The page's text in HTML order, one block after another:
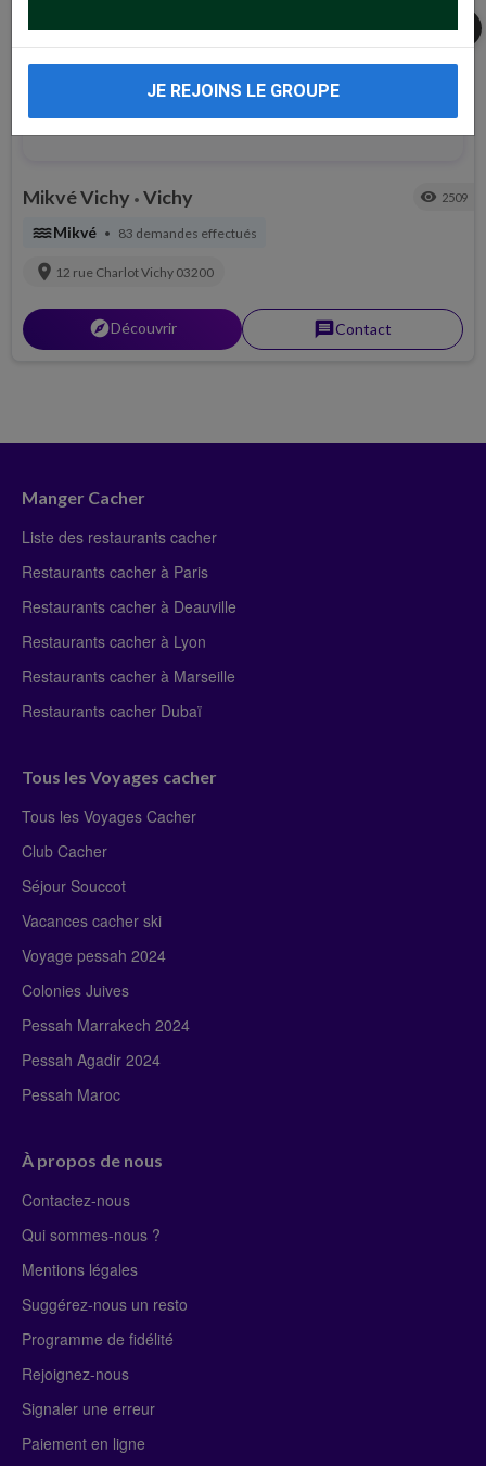
share
Mikvé Vichy • Vichy visibility 2509
waterMikvé • 83 demandes effectués
location_on 12 rue CharlotVichy 03200
explorerDécouvrir messageContact
Manger Cacher
Liste des restaurants cacher
Restaurants cacher à Paris
Restaurants cacher à Deauville
Restaurants cacher à Lyon
Restaurants cacher à Marseille
Restaurants cacher Dubaï
Tous les Voyages cacher
Tous les Voyages Cacher
Club Cacher
Séjour Souccot
Vacances cacher ski
Voyage pessah 2024
Colonies Juives
Pessah Marrakech 2024
Pessah Agadir 2024
Pessah Maroc
À propos de nous
Contactez-nous
Qui sommes-nous ?
Mentions légales
Suggérez-nous un resto
Programme de fidélité
Rejoignez-nous
Signaler une erreur
Paiement en ligne
JE REJOINS LE GROUPE